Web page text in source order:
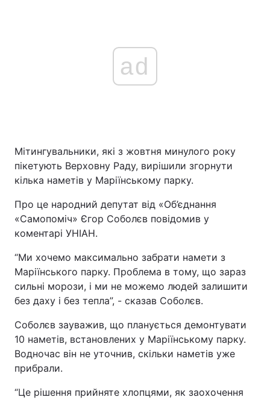
ad
Мітингувальники, які з жовтня минулого року
пікетують Верховну Раду, вирішили згорнути
кілька наметів у Маріїнському парку.
Про це народний депутат від «Об’єднання
«Самопоміч» Єгор Соболєв повідомив у
коментарі УНІАН.
“Ми хочемо максимально забрати намети з
Маріїнського парку. Проблема в тому, що зараз
сильні морози, і ми не можемо людей залишити
без даху і без тепла”, - сказав Соболєв.
Соболєв зауважив, що планується демонтувати
10 наметів, встановлених у Маріїнському парку.
Водночас він не уточнив, скільки наметів уже
прибрали.
“Це рішення прийняте хлопцями, як заохочення